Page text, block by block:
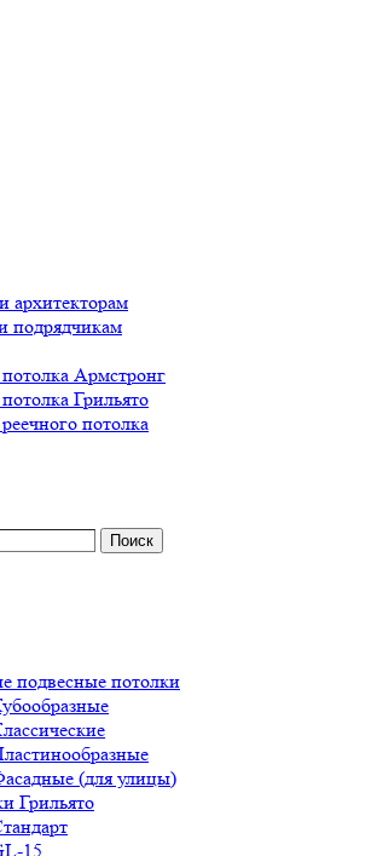
архитекторам
подрядчикам
Армстронг
Грильято
потолка
Поиск
подвесные потолки
(для улицы)
Грильято
15